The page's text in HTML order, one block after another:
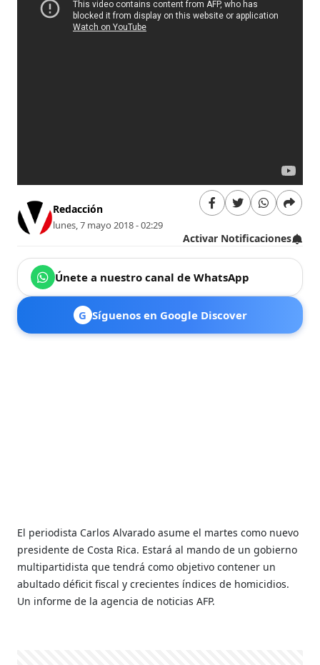
Redacción
lunes, 7 mayo 2018 - 02:29
Activar Notificaciones
Únete a nuestro canal de WhatsApp
G Síguenos en Google Discover
El periodista Carlos Alvarado asume el martes como nuevo
presidente de Costa Rica. Estará al mando de un gobierno
multipartidista que tendrá como objetivo contener un
abultado déficit fiscal y crecientes índices de homicidios.
Un informe de la agencia de noticias AFP.